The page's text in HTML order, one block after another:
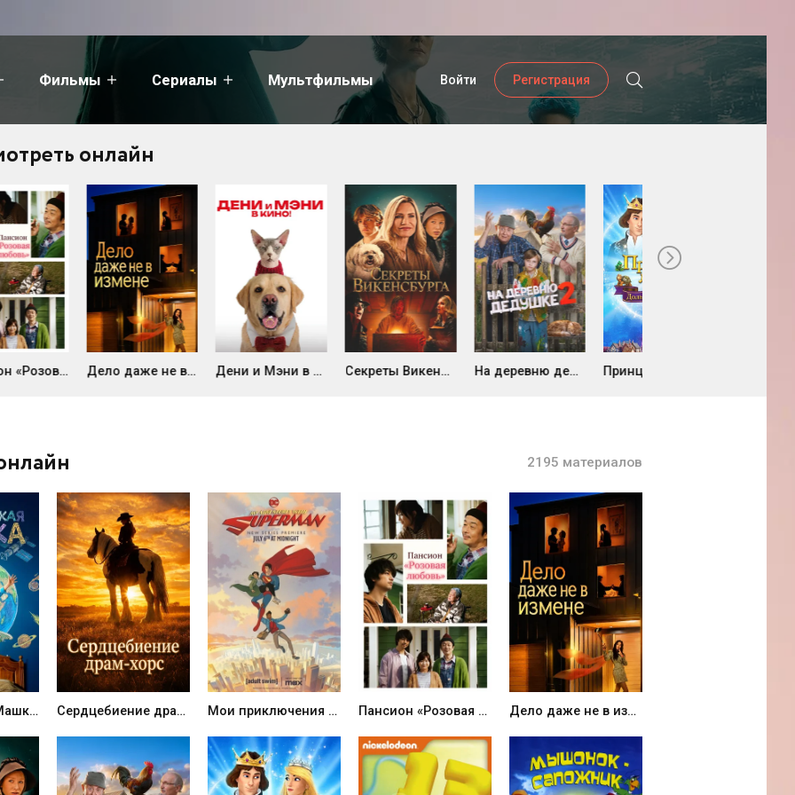
Фильмы Сериалы Мультфильмы Войти Регистрация
онлайн
Дело даже не в измене (2026) Дени и Мэни в кино! (2026) Секреты Викенсбурга (2026) На деревню дедушке 2 (2026) Принцесса-лебедь: Дольше, чем вечность (2023)
2195 материалов
Космическая Машка (2026) Сердцебиение драм-хорс (2025) Мои приключения с Суперменом (2023) Пансион ­­­«Розовая любовь» (2020) Дело даже не в измене (2026)